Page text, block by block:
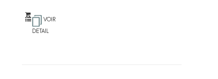
VOIR
DETAIL